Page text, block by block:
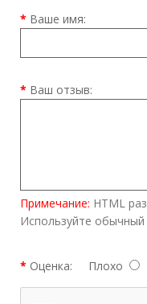
Ваше имя:
Ваш отзыв:
Примечание: HTML
Используйте обычный
Оценка: Плохо